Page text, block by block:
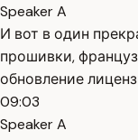
Speaker A
И вот в один
прошивки,
обновление
09:03
Speaker A